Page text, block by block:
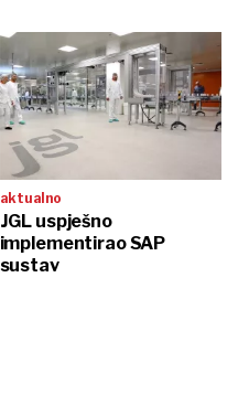
aktualno
JGL uspješno
implementirao SAP
sustav